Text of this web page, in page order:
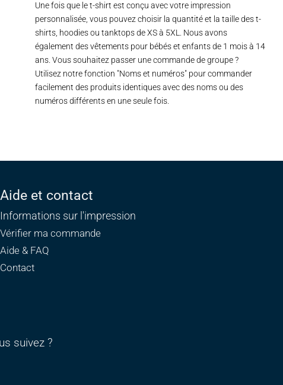
Une fois que le t-shirt est conçu avec votre impression
personnalisée, vous pouvez choisir la quantité et la taille des t-
shirts, hoodies ou tanktops de XS à 5XL. Nous avons
également des vêtements pour bébés et enfants de 1 mois à 14
ans. Vous souhaitez passer une commande de groupe ?
Utilisez notre fonction "Noms et numéros" pour commander
facilement des produits identiques avec des noms ou des
numéros différents en une seule fois.
Aide et contact
Informations sur l'impression
Vérifier ma commande
Aide & FAQ
Contact
suivez ?